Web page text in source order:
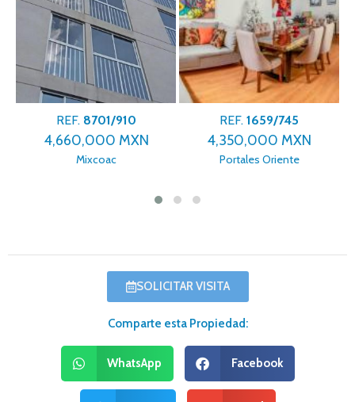
REF. 8701/910
4,660,000 MXN
Mixcoac
REF. 1659/745
4,350,000 MXN
Portales Oriente
SOLICITAR VISITA
Comparte esta Propiedad:
WhatsApp Facebook